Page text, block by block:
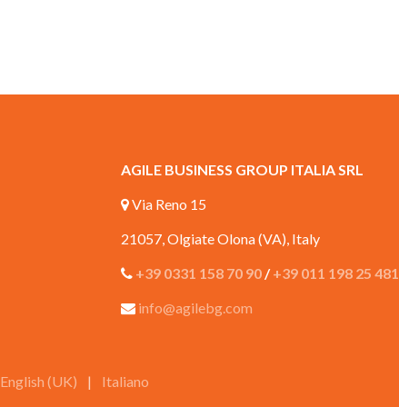
AGILE BUSINESS GROUP ITALIA SRL
Via Reno 15
21057, Olgiate Olona (VA), Italy
+39 0331 158 70 90/+39 011 198 25 481
info@agilebg.com
English (UK) | Italiano